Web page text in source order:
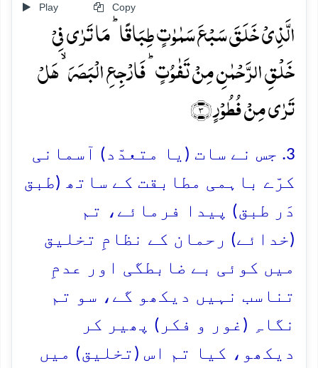
Play Copy
الَّذِیۡ خَلَقَ سَبۡعَ سَمٰوٰتٍ طِبَاقًا ؕ مَا تَرٰی فِیۡ
خَلۡقِ الرَّحۡمٰنِ مِنۡ تَفٰوُتٍ ؕ فَارۡجِعِ الۡبَصَرَ ۙ ہَلۡ
تَرٰی مِنۡ فُطُوۡرٍ ﴿۳﴾
3. جس نے سات (یا متعدّد) آسمانی
کرّے باہمی مطابقت کے ساتھ (طبق
دَر طبق) پیدا فرمائے، تم
(خدائے) رحمان کے نظامِ تخلیق
میں کوئی بے ضابطگی اور عدمِ
تناسب نہیں دیکھو گے، سو تم
نگاہِ (غور و فکر) پھیر کر
دیکھو، کیا تم اس (تخلیق) میں